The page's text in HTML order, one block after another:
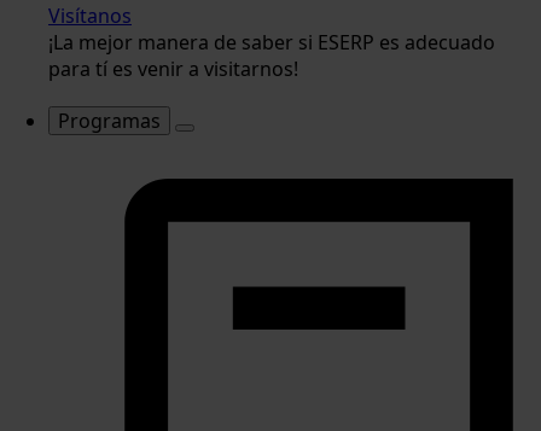
Visítanos
¡La mejor manera de saber si ESERP es adecuado
para tí es venir a visitarnos!
Programas